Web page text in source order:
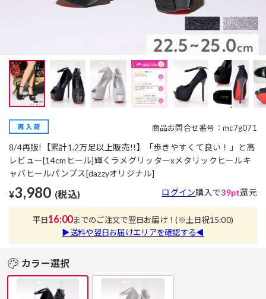
商品お問合せ番号：mc7g071
8/4再販!【累計1.2万足以上販売!!】「歩きやすくて良い！」と高
レビュー[14cmヒール]輝くラメグリッターxメタリックヒールキ
ャバヒールパンプス[dazzyオリジナル]
¥3,980 (税込) ログイン購入で39pt還元
平日16:00までのご注文で翌日お届け！(※土日祝15:00)
▶送料や翌日お届けエリアを確認する◀
カラー選択